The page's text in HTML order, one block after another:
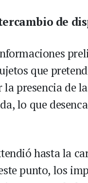
de
que
presencia de
lo que
hasta la
punto, los